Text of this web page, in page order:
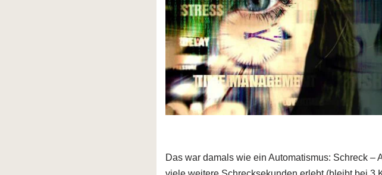
Das war damals wie ein Automatismus: Schreck